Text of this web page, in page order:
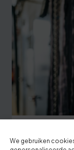
We gebruiken